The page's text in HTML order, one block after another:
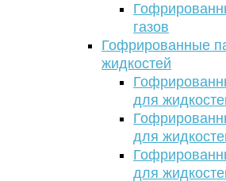
газов
Гофрированные
жидкостей
для
для
для